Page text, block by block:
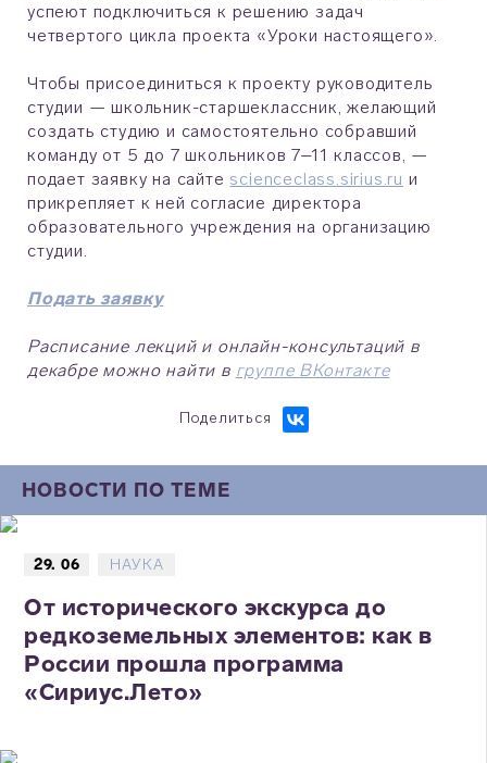
успеют подключиться к решению задач
четвертого цикла проекта «Уроки настоящего».
Чтобы присоединиться к проекту руководитель
студии — школьник-старшеклассник, желающий
создать студию и самостоятельно собравший
команду от 5 до 7 школьников 7–11 классов, —
подает заявку на сайтеscienceclass.sirius.ru и
прикрепляет к ней согласие директора
образовательного учреждения на организацию
студии.
Подать заявку
Расписание лекций и онлайн-консультаций в
декабре можно найти в группе ВКонтакте
Поделиться
НОВОСТИ ПО ТЕМЕ
29. 06 НАУКА
От исторического экскурса до
редкоземельных элементов: как в
России прошла программа
«Сириус.Лето»